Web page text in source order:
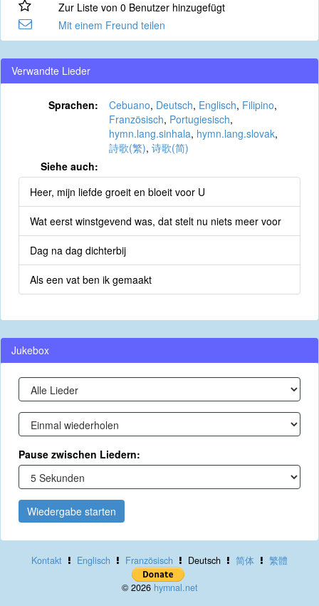
Zur Liste von 0 Benutzer hinzugefügt
Mit einem Freund teilen
Verwandte Lieder
Sprachen: Cebuano, Deutsch, Englisch, Filipino,
Französisch, Portugiesisch,
hymn.lang.sinhala, hymn.lang.slovak,
詩歌(繁), 诗歌(简)
Siehe auch:
Heer, mijn liefde groeit en bloeit voor U
Wat eerst winstgevend was, dat stelt nu niets meer voor
Dag na dag dichterbij
Als een vat ben ik gemaakt
Jukebox
Pause zwischen Liedern:
Wiedergabe starten
Kontakt Englisch Französisch Deutsch 简体 繁體
© 2026 hymnal.net